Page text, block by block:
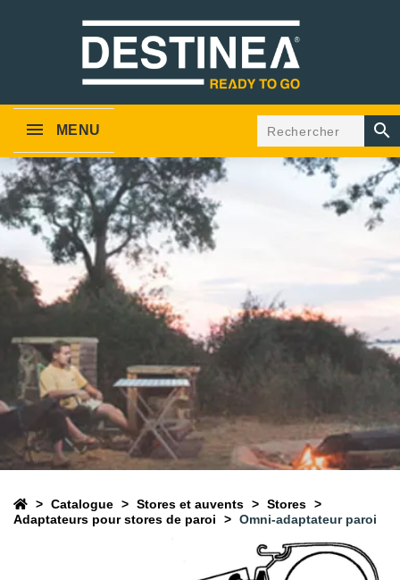
MENU 
Catalogue Stores et auvents
Stores
Adaptateurs pour stores de paroi
Omni-adaptateur paroi